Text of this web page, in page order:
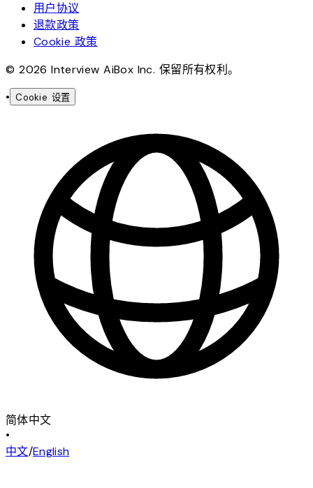
用户协议
退款政策
Cookie 政策
© 2026 Interview AiBox Inc. 保留所有权利。
• Cookie 设置
简体中文
•
中文/English